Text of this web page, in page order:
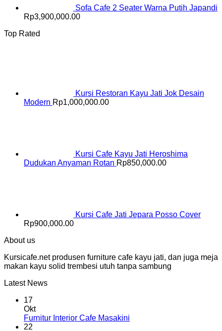
Sofa Cafe 2 Seater Warna Putih Japandi
Rp3,900,000.00
Top Rated
Kursi Restoran Kayu Jati Jok Desain
Modern Rp1,000,000.00
Kursi Cafe Kayu Jati Heroshima
Dudukan Anyaman Rotan Rp850,000.00
Kursi Cafe Jati Jepara Posso Cover
Rp900,000.00
About us
Kursicafe.net produsen furniture cafe kayu jati, dan juga meja
makan kayu solid trembesi utuh tanpa sambung
Latest News
17
Okt
Furnitur Interior Cafe Masakini
22